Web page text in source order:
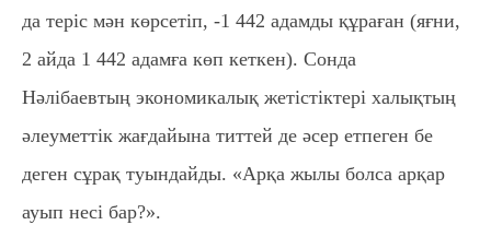
да теріс мән көрсетіп, -1 442 адамды құраған (яғни,
2 айда 1 442 адамға көп кеткен). Сонда
Нәлібаевтың экономикалық жетістіктері халықтың
әлеуметтік жағдайына титтей де әсер етпеген бе
деген сұрақ туындайды. «Арқа жылы болса арқар
ауып несі бар?».